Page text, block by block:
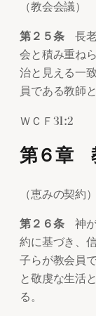
（教会会議）
第２５条長老
会と積み重ね
治と見える一
員である教師
ＷＣＦ31:2
第６章
（恵みの契約）
第２６条神が
約に基づき、
子らが教会員
と敬虔な生活
る。